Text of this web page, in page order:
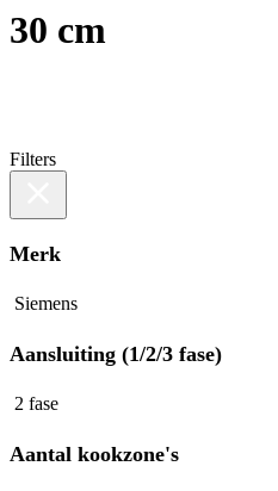
30 cm
Filters
Merk
Siemens
Aansluiting (1/2/3 fase)
2 fase
Aantal kookzone's